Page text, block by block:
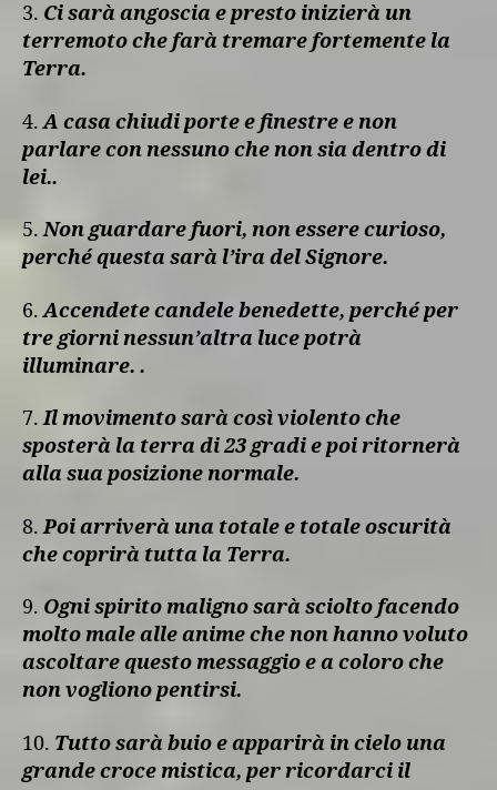
3. Ci sarà angoscia e presto inizierà un
terremoto che farà tremare fortemente la
Terra.
4.A casa chiudi porte e finestre e non
parlare con nessuno che non sia dentro di
lei..
5.Non guardare fuori, non essere curioso,
perché questa sarà l’ira del Signore.
6.Accendete candele benedette, perché per
tre giorni nessun’altra luce potrà
illuminare. .
7.Il movimento sarà così violento che
sposterà la terra di 23 gradi e poi ritornerà
alla sua posizione normale.
8.Poi arriverà una totale e totale oscurità
che coprirà tutta la Terra.
9. Ogni spirito maligno sarà sciolto facendo
molto male alle anime che non hanno voluto
ascoltare questo messaggio e a coloro che
non vogliono pentirsi.
10. Tutto sarà buio e apparirà in cielo una
grande croce mistica, per ricordarci il